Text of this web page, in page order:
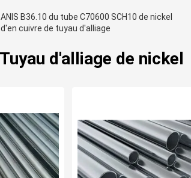
ANIS B36.10 du tube C70600 SCH10 de nickel
d'en cuivre de tuyau d'alliage
d'alliage de nickel